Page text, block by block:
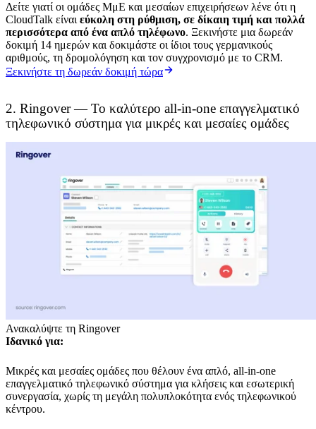
Δείτε γιατί οι ομάδες ΜμΕ και μεσαίων επιχειρήσεων λένε ότι η
CloudTalk είναι εύκολη στη ρύθμιση, σε δίκαιη τιμή και πολλά
περισσότερα από ένα απλό τηλέφωνο. Ξεκινήστε μια δωρεάν
δοκιμή 14 ημερών και δοκιμάστε οι ίδιοι τους γερμανικούς
αριθμούς, τη δρομολόγηση και τον συγχρονισμό με το CRM.
Ξεκινήστε τη δωρεάν δοκιμή τώρα
2. Ringover — Το καλύτερο all-in-one επαγγελματικό
τηλεφωνικό σύστημα για μικρές και μεσαίες ομάδες
Ανακαλύψτε τη Ringover
Ιδανικό για:
Μικρές και μεσαίες ομάδες που θέλουν ένα απλό, all-in-one
επαγγελματικό τηλεφωνικό σύστημα για κλήσεις και εσωτερική
συνεργασία, χωρίς τη μεγάλη πολυπλοκότητα ενός τηλεφωνικού
κέντρου.